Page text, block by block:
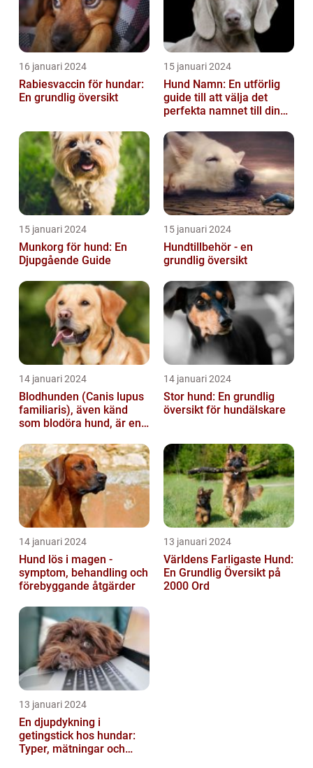
16 januari 2024
Rabiesvaccin för hundar:
En grundlig översikt
15 januari 2024
Hund Namn: En utförlig
guide till att välja det
perfekta namnet till din
15 januari 2024
Munkorg för hund: En
Djupgående Guide
15 januari 2024
Hundtillbehör - en
grundlig översikt
14 januari 2024
Blodhunden (Canis lupus
familiaris), även känd
som blodöra hund, är en
kara...
14 januari 2024
Stor hund: En grundlig
översikt för hundälskare
14 januari 2024
Hund lös i magen -
symptom, behandling och
förebyggande åtgärder
13 januari 2024
Världens Farligaste Hund:
En Grundlig Översikt på
2000 Ord
13 januari 2024
En djupdykning i
getingstick hos hundar:
Typer, mätningar och